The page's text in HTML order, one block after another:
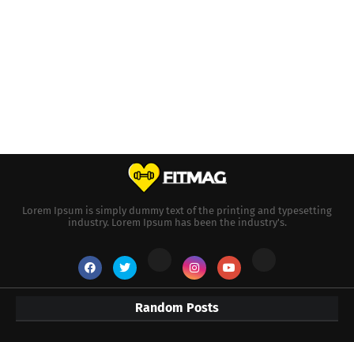
Lorem Ipsum is simply dummy text of the printing and typesetting
industry. Lorem Ipsum has been the industry's.
Random Posts